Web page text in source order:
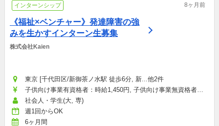
インターンシップ 8ヶ月前
《福祉×ベンチャー》発達障害の強
みを生かすインターン生募集
株式会社Kaien
東京 [千代田区/新御茶ノ水駅 徒歩6分, 新...他2件
子供向け事業有資格者：時給1,450円, 子供向け事業無資格者・
大人向け事業：時給1,250円
社会人・学生(大, 専)
週1回からOK
6ヶ月間